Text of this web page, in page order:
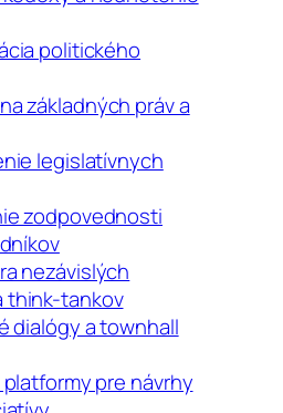
politického
základných práv a
legislatívnych
zodpovednosti
nezávislých
think-tankov
dialógy a townhall
platformy pre návrhy